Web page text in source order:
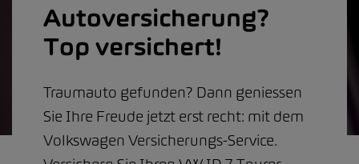
Autoversicherung?
Top versichert!
Traumauto gefunden? Dann geniessen
Sie Ihre Freude jetzt erst recht: mit dem
Volkswagen Versicherungs-Service.